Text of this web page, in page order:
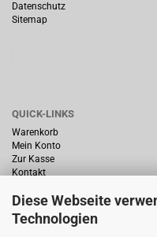
Diese Webseite
Technologien
Datenschutz
Sitemap
QUICK-LINKS
Warenkorb
Mein Konto
Zur Kasse
Kontakt